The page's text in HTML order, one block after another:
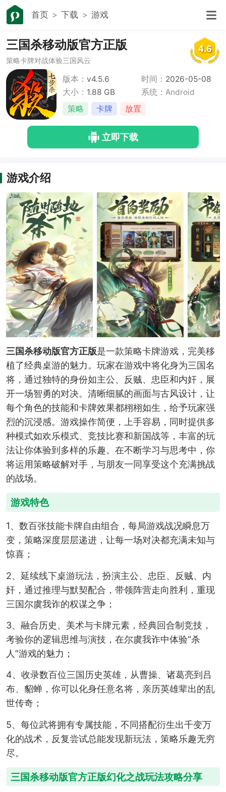
首页 下载 游戏
4.6
三国杀移动版官方正版
策略卡牌对战体验三国风云
版本：v4.5.6 时间： 2026-05-08
大小： 1.88 GB
系统：Android
策略
卡牌 放置
立即下载
游戏介绍
三国杀移动版官方正版是一款策略卡牌游戏，完美移
植了经典桌游的魅力。玩家在游戏中将化身为三国名
将，通过独特的身份如主公、反贼、忠臣和内奸，展
开一场智勇的对决。清晰细腻的画面与古风设计，让
每个角色的技能和卡牌效果都栩栩如生，给予玩家强
烈的沉浸感。游戏操作简便，上手容易，同时提供多
种模式如欢乐模式、竞技比赛和新国战等，丰富的玩
法让你体验到多样的乐趣。在不断学习与思考中，你
将运用策略破解对手，与朋友一同享受这个充满挑战
的战场。
游戏特色
1、数百张技能卡牌自由组合，每局游戏战况瞬息万
变，策略深度层层递进，让每一场对决都充满未知与
惊喜；
2、延续线下桌游玩法，扮演主公、忠臣、反贼、内
奸，通过推理与默契配合，带领阵营走向胜利，重现
三国尔虞我诈的权谋之争；
3、融合历史、美术与卡牌元素，经典回合制竞技，
考验你的逻辑思维与演技，在尔虞我诈中体验“杀
人”游戏的魅力；
4、收录数百位三国历史英雄，从曹操、诸葛亮到吕
布、貂蝉，你可以化身任意名将，亲历英雄辈出的乱
世传奇；
5、每位武将拥有专属技能，不同搭配衍生出千变万
化的战术，反复尝试总能发现新玩法，策略乐趣无穷
尽。
三国杀移动版官方正版幻化之战玩法攻略分享